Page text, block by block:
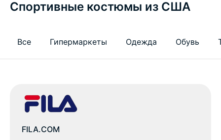
Спортивные костюмы из США
Все Гипермаркеты Одежда Обувь
FILA.COM